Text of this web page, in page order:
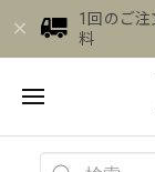
1回のご
料